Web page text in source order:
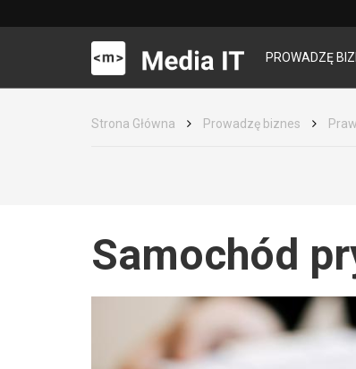
PROWADZĘ
Strona Główna Prowadzę biznes
Samochód